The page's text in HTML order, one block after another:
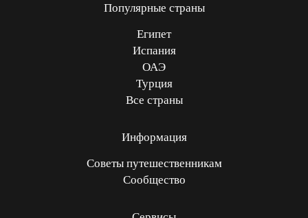
Популярные страны
Египет
Испания
ОАЭ
Турция
Все страны
Информация
Советы путешественникам
Сообщество